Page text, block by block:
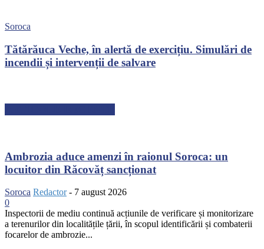
Soroca
Tătărăuca Veche, în alertă de exercițiu. Simulări de
incendii și intervenții de salvare
Ambrozia aduce amenzi în raionul Soroca: un
locuitor din Răcovăț sancționat
Soroca Redactor - 7 august 2026
0
Inspectorii de mediu continuă acțiunile de verificare și monitorizare
a terenurilor din localitățile țării, în scopul identificării și combaterii
focarelor de ambrozie...